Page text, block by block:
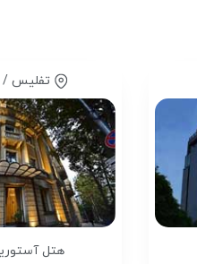
تفلیس /
هتل